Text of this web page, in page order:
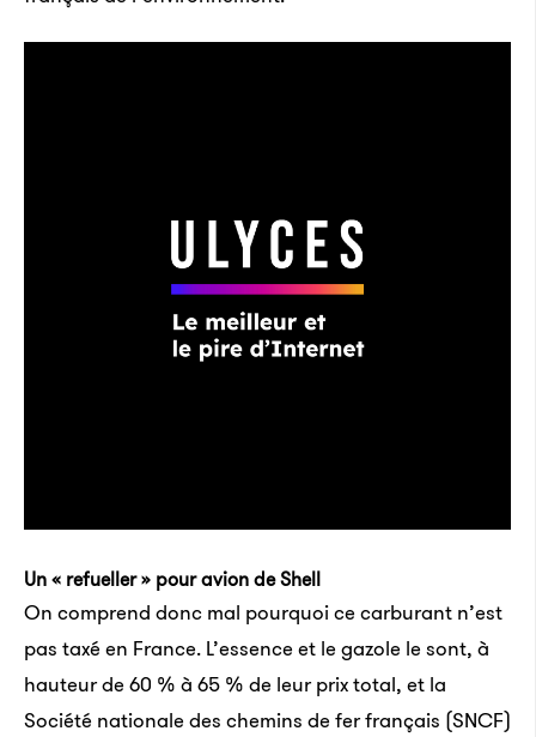
Un « refueller » pour avion de Shell
On comprend donc mal pourquoi ce carburant n’est
pas taxé en France. L’essence et le gazole le sont, à
hauteur de 60 % à 65 % de leur prix total, et la
Société nationale des chemins de fer français (SNCF)